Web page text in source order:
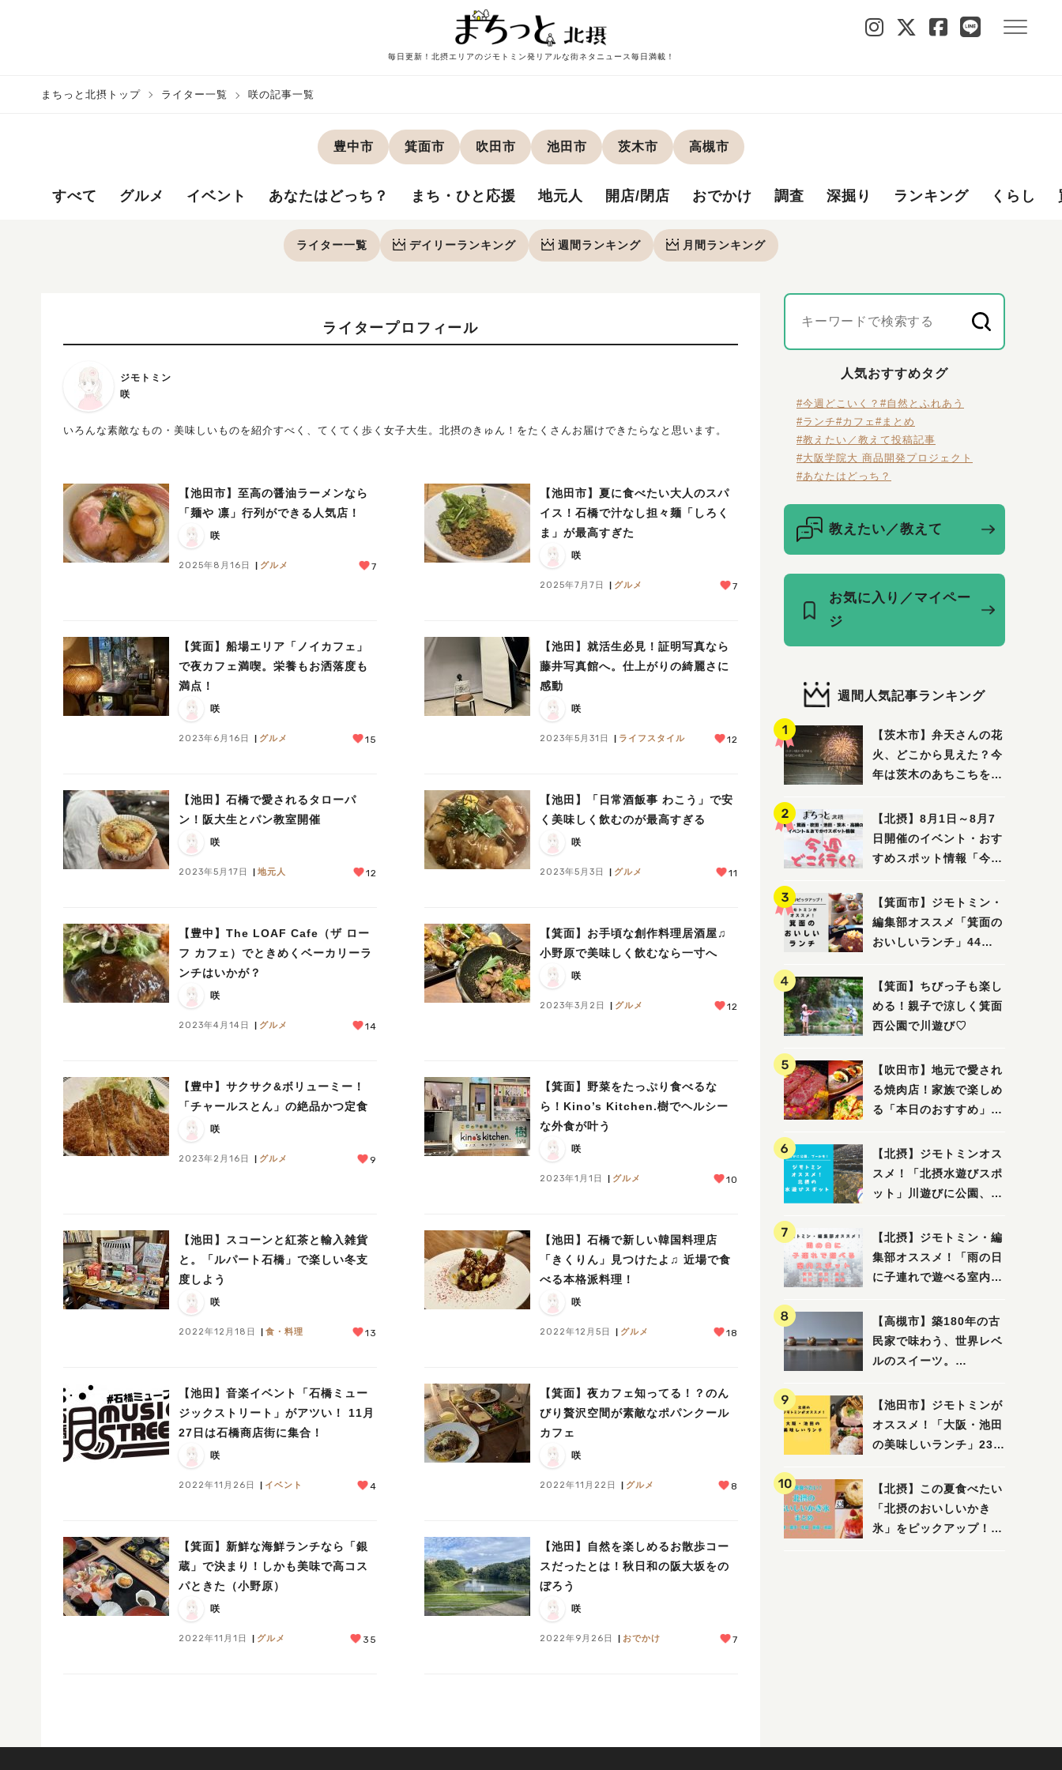
毎日更新！北摂エリアのジモトミン発リアルな街ネタニュース毎日満載！
まちっと北摂トップ ライター一覧 咲の記事一覧
豊中市 箕面市 吹田市 池田市 茨木市 高槻市
すべて グルメ イベント あなたはどっち？ まち・ひと応援 地元人 開店/閉店 おでかけ 調査 深掘り ランキング くらし
ライター一覧 デイリーランキング 週間 ランキング 月間 ランキング
ライタープロフィール
ジモトミン
咲
いろんな素敵なもの・美味しいものを紹介すべく、てくてく歩く女子大生。北摂のきゅん！をたくさんお届けできたらなと思います。
【池田市】至高の醤油ラーメンなら
「麺や 凛」行列ができる人気店！
咲
2025年8月16日 グルメ 7
【池田市】夏に食べたい大人のスパ
イス！石橋で汁なし担々麺「しろく
ま」が最高すぎた
咲
2025年7月7日 グルメ 7
【箕面】船場エリア「ノイカフェ」
で夜カフェ満喫。栄養もお洒落度も
満点！
咲
2023年6月16日 グルメ 15
【池田】就活生必見！証明写真なら
藤井写真館へ。仕上がりの綺麗さに
感動
咲
2023年5月31日 ライフスタイル 12
【池田】石橋で愛されるタローパ
ン！阪大生とパン教室開催
咲
2023年5月17日 地元人 12
【池田】「日常酒飯事 わこう」で安
く美味しく飲むのが最高すぎる
咲
2023年5月3日 グルメ 11
【豊中】The LOAF Cafe（ザ ロー
フ カフェ）でときめくベーカリーラ
ンチはいかが？
咲
2023年4月14日 グルメ 14
【箕面】お手頃な創作料理居酒屋♫
小野原で美味しく飲むなら一寸へ
咲
2023年3月2日 グルメ 12
【豊中】サクサク&ボリューミー！
「チャールスとん」の絶品かつ定食
咲
2023年2月16日 グルメ 9
【箕面】野菜をたっぷり食べるな
ら！Kino’s Kitchen.樹でヘルシー
な外食が叶う
咲
2023年1月1日 グルメ 10
【池田】スコーンと紅茶と輸入雑貨
と。「ルパート石橋」で楽しい冬支
度しよう
咲
2022年12月18日 食・料理 13
【池田】石橋で新しい韓国料理店
「きくりん」見つけたよ♫ 近場で食
べる本格派料理！
咲
2022年12月5日 グルメ 18
【池田】音楽イベント「石橋ミュー
ジックストリート」がアツい！ 11月
27日は石橋商店街に集合！
咲
2022年11月26日 イベント 4
【箕面】夜カフェ知ってる！？のん
びり贅沢空間が素敵なポパンクール
カフェ
咲
2022年11月22日 グルメ 8
【箕面】新鮮な海鮮ランチなら「銀
蔵」で決まり！しかも美味で高コス
パときた（小野原）
咲
2022年11月1日 グルメ 35
【池田】自然を楽しめるお散歩コー
スだったとは！秋日和の阪大坂をの
ぼろう
咲
2022年9月26日 おでかけ 7
人気おすすめタグ
#今週どこいく？ #自然とふれあう
#ランチ#カフェ #まとめ
#教えたい／教えて投稿記事
#大阪学院大 商品開発プロジェクト
#あなたはどっち？
教えたい／教えて
お気に入り／マイペー
ジ
週間人気記事ランキング
【茨木市】弁天さんの花
火、どこから見えた？今
年は茨木のあちこちを巡
【北摂】8月1日～8月7
日開催のイベント・おす
すめスポット情報「今週
面・吹田・池田・茨木・
高槻）
【箕面市】ジモトミン・
編集部オススメ「箕面の
おいしいランチ」44
から穴場まで！〜
【箕面】ちびっ子も楽し
める！親子で涼しく箕面
西公園で川遊び♡
【吹田市】地元で愛され
る焼肉店！家族で楽しめ
る「本日のおすすめ」で
【北摂】ジモトミンオス
スメ！「北摂水遊びスポ
ット」川遊びに公園、プ
吹田・茨木・高槻）
【北摂】ジモトミン・編
集部オススメ！「雨の日
に子連れで遊べる室内ス
箕面・吹田・豊中・茨
木・池田）
【高槻市】築180年の古
民家で味わう、世界レベ
ルのスイーツ。
月3日にオープン！（教
えたい/教えて）
【池田市】ジモトミンが
オススメ！「大阪・池田
の美味しいランチ」23
【北摂】この夏食べたい
「北摂のおいしいかき
氷」をピックアップ！